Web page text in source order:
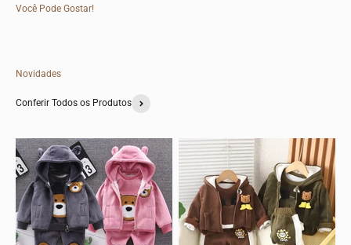
Você Pode Gostar!
Novidades
Conferir Todos os Produtos